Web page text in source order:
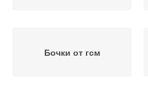
Бочки от гсм